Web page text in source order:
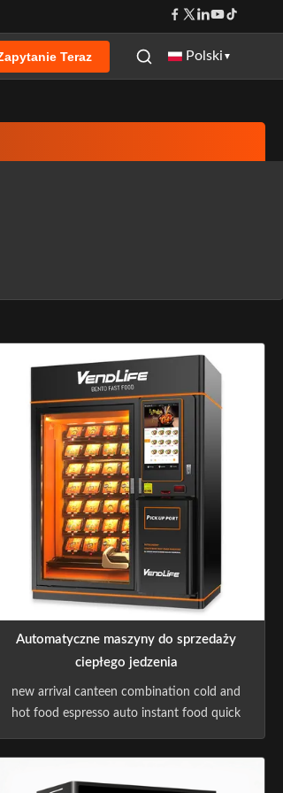
Teraz Polski ▼
Automatyczne maszyny do sprzedaży
ciepłego jedzenia
new arrival canteen combination cold and
hot food espresso auto instant food quick
Premium Vending Machine Manufacturer -